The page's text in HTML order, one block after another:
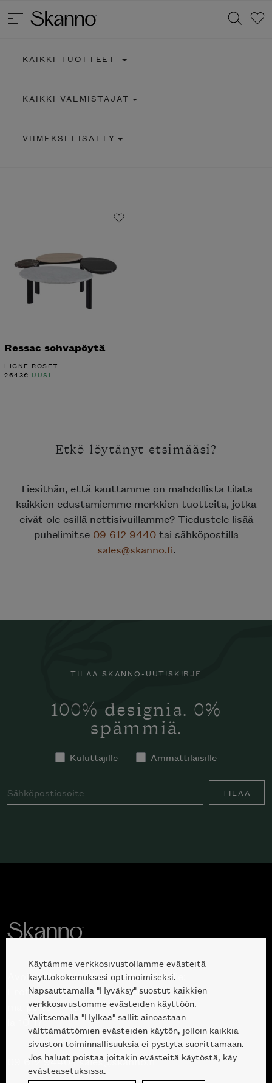
KAIKKI TUOTTEET
KAIKKI VALMISTAJAT
VIIMEKSI LISÄTTY
Ressac sohvapöytä
LIGNE ROSET
2643€ UUSI
Etkö löytänyt etsimääsi?
Tiesithän, että kauttamme on mahdollista tilata
kaikkien edustamiemme merkkien tuotteita, jotka
eivät ole esillä nettisivuillamme? Tiedustele lisää
puhelimitse 09 612 9440tai sähköpostilla
sales@skanno.fi.
TILAA SKANNO-UUTISKIRJE
100% designia. 0%
spämmiä.
Kuluttajille Ammattilaisille
TILAA
Avoinna kuluttajille ja ammattilaisille:
Erottajankatu 2, 00120 Helsinki
ma-pe 10 — 18
la 10-17
09 612 9440 |sales@skanno.fi
Käytämme verkkosivustollamme evästeitä
käyttökokemuksesi optimoimiseksi.
Napsauttamalla "Hyväksy" suostut kaikkien
verkkosivustomme evästeiden käyttöön.
Valitsemalla "Hylkää" sallit ainoastaan
välttämättömien evästeiden käytön, jolloin kaikkia
sivuston toiminnallisuuksia ei pystytä suorittamaan.
Jos haluat poistaa joitakin evästeitä käytöstä, käy
evästeasetuksissa.